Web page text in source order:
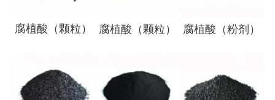
腐植酸（颗粒） 腐植酸（颗粒） 腐植酸（粉剂）